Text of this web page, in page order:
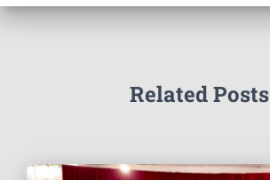
Related Posts